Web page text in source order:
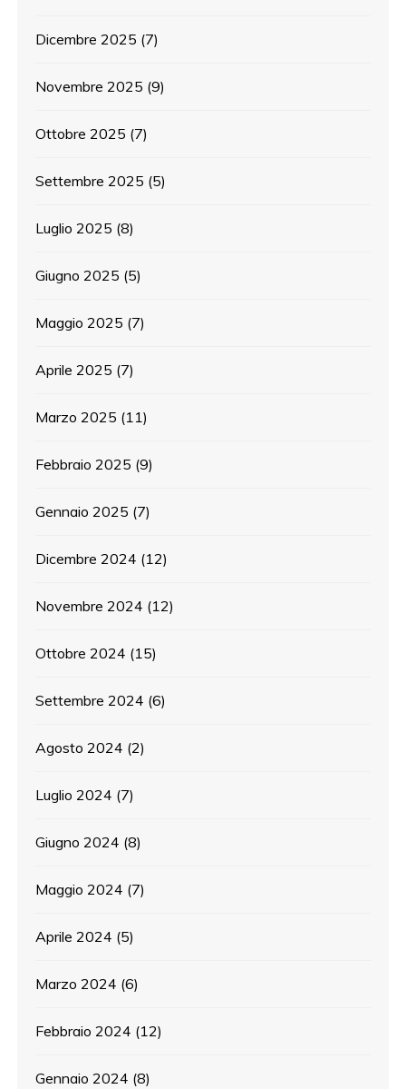
Dicembre 2025 (7)
Novembre 2025 (9)
Ottobre 2025 (7)
Settembre 2025 (5)
Luglio 2025 (8)
Giugno 2025 (5)
Maggio 2025 (7)
Aprile 2025 (7)
Marzo 2025 (11)
Febbraio 2025 (9)
Gennaio 2025 (7)
Dicembre 2024 (12)
Novembre 2024 (12)
Ottobre 2024 (15)
Settembre 2024 (6)
Agosto 2024 (2)
Luglio 2024 (7)
Giugno 2024 (8)
Maggio 2024 (7)
Aprile 2024 (5)
Marzo 2024 (6)
Febbraio 2024 (12)
Gennaio 2024 (8)